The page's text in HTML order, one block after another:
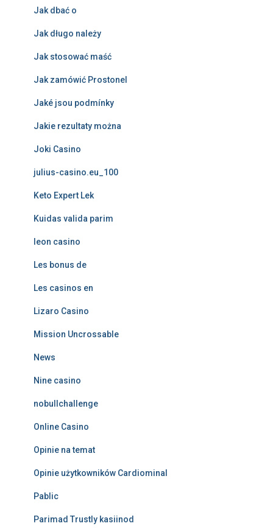
Jak dbać o
Jak długo należy
Jak stosować maść
Jak zamówić Prostonel
Jaké jsou podmínky
Jakie rezultaty można
Joki Casino
julius-casino.eu_100
Keto Expert Lek
Kuidas valida parim
leon casino
Les bonus de
Les casinos en
Lizaro Casino
Mission Uncrossable
News
Nine casino
nobullchallenge
Online Casino
Opinie na temat
Opinie użytkowników Cardiominal
Pablic
Parimad Trustly kasiinod